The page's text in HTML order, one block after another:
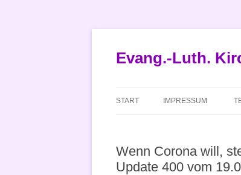
Evang.-Luth.
START IMPRESSUM
Wenn Corona will,
Update 400 vom